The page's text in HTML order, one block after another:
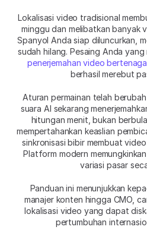
Lokalisasi video tradisional
minggu dan melibatkan banyak
Spanyol Anda siap diluncurkan,
sudah hilang. Pesaing Anda yang
penerjemahan video
berhasil merebut
Aturan permainan telah
suara AI sekarang
hitungan menit, bukan
mempertahankan keaslian
sinkronisasi bibir membuat
Platform modern
variasi pasar
Panduan ini menunjukkan
manajer konten hingga CMO,
lokalisasi video yang dapat
pertumbuhan